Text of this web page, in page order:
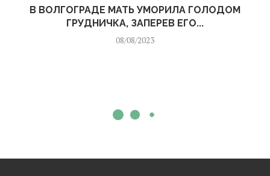
В ВОЛГОГРАДЕ МАТЬ УМОРИЛА ГОЛОДОМ
ГРУДНИЧКА, ЗАПЕРЕВ ЕГО...
08/08/2023